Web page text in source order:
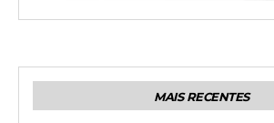
MAIS RECENTES